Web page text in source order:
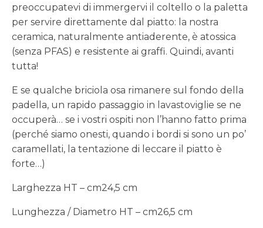
preoccupatevi di immergervi il coltello o la paletta
per servire direttamente dal piatto: la nostra
ceramica, naturalmente antiaderente, è atossica
(senza PFAS) e resistente ai graffi. Quindi, avanti
tutta!
E se qualche briciola osa rimanere sul fondo della
padella, un rapido passaggio in lavastoviglie se ne
occuperà… se i vostri ospiti non l’hanno fatto prima
(perché siamo onesti, quando i bordi si sono un po’
caramellati, la tentazione di leccare il piatto è
forte…)
Larghezza HT – cm24,5 cm
Lunghezza / Diametro HT – cm26,5 cm